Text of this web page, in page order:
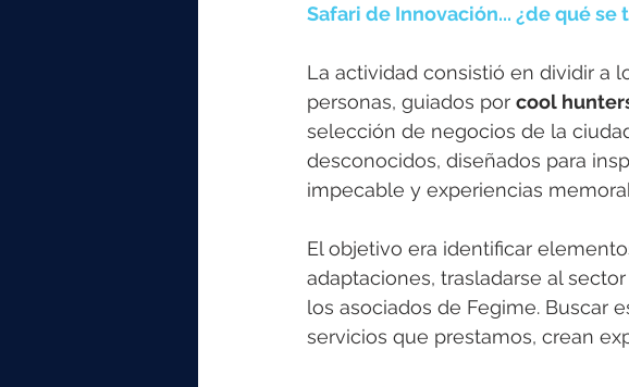
Safari de Innovación... ¿de qué se
La actividad consistió en dividir a
personas, guiados por cool
selección de negocios de la
desconocidos, diseñados para
impecable y experiencias
El objetivo era identificar
adaptaciones, trasladarse al
los asociados de Fegime. Buscar
servicios que prestamos, crean